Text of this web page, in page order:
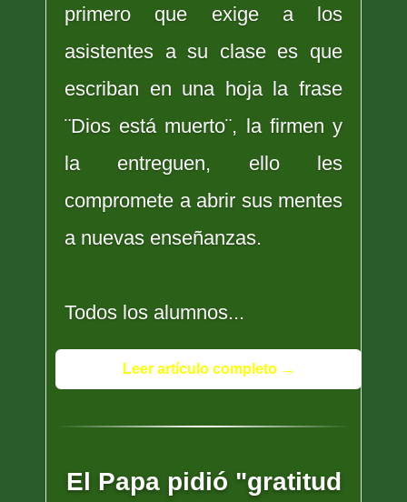
primero que exige a los
asistentes a su clase es que
escriban en una hoja la frase
¨Dios está muerto¨, la firmen y
la entreguen, ello les
compromete a abrir sus mentes
a nuevas enseñanzas.
Todos los alumnos...
Leer artículo completo →
El Papa pidió "gratitud